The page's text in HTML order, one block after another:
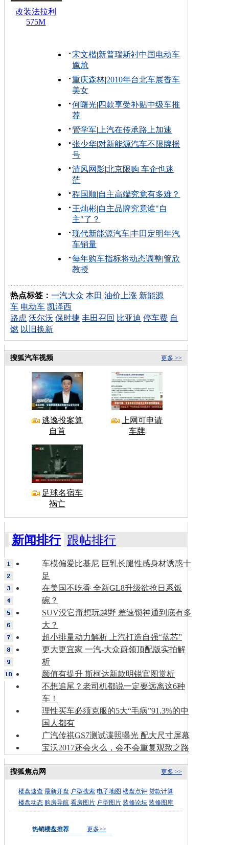
改装法拉利
575M
宋文楷|新普瑞斯衬中国电动车
尴尬
重庆森林|2010年台北车展香车
美女
何曙光| 四款享受补贴中级车推
荐
管学军| 上汽在传承路上加速
张少华|对新能源汽车不限牌摇
号
清风网影|北京限购 车企也迷
茫
程国顺|自主高端究竟有多难？
王灿彬|自主品牌究竟谁"自
主"了？
现代新能源汽车|丰田定明年汽
车销量
每年购车指标将动态调整|管欣
教授
热点标签：一汽大众 本田 油价上涨 新能源
车 电动车 凯泽西
路虎 沃尔沃 保时捷 丰田召回 比亚迪 停车费 自
燃 以旧换新
更多 >>
搜狐汽车视频
逃逸投案算
自首
上网可申请
车牌
足球名宿车
祸亡
新闻排行 跟帖排行
车模偏爱比基尼 巨乳长腿性感身材诱惑十
足
在美国不吃香 全新GL8升级欲抢日系饭
碗？
SUV没它甭想玩越野 差速锁神通到底有多
大？
超小排量动力解析 上汽打造自强“蓝芯”
更大更宜家 一汽-大众蔚领顶配版实拍解
析
颜值有提升 斯柯达新款明锐官图赏析
不想追尾？老司机都说一定要远离这6种
车！
理性买车必须克服的5大“毛病”91.3%的中
国人都有
广汽传祺GS7测试谍照曝光 配大尺寸屏幕
宝沃2017还会火么，会不会重复观致之路
更多 >>
搜狐焦点网
楼盘速查 最新开盘 户型搜索 电子地图 楼盘点评 贷款计算
楼盘动态 购房导航 看房图片 户型图片 装修论坛 装修图库
热销楼盘推荐 更多>>